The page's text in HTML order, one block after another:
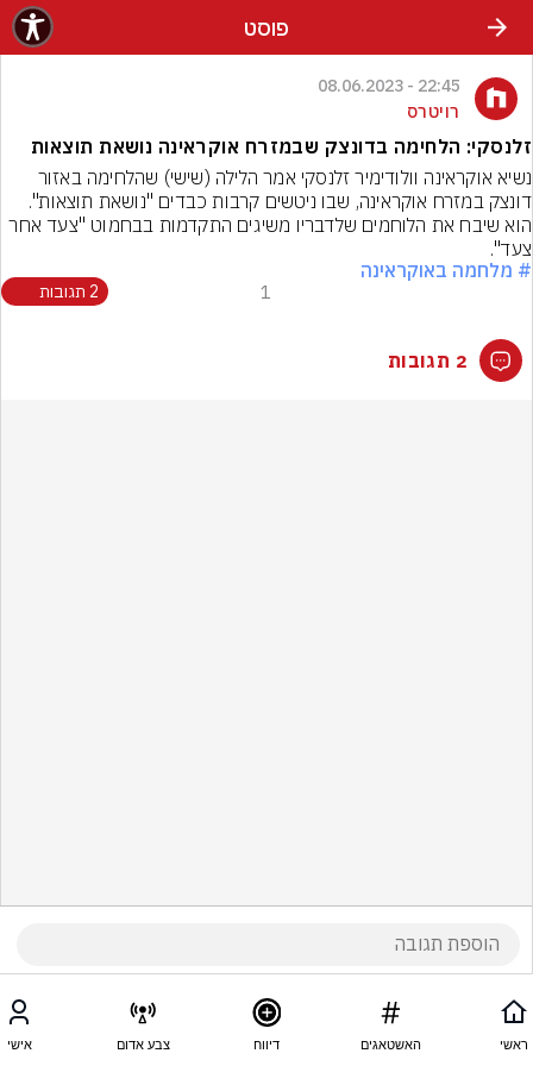
פוסט
22:45 - 08.06.2023
רויטרס
זלנסקי: הלחימה בדונצק שבמזרח אוקראינה נושאת תוצאות
הוא שיבח את הלוחמים שלדבריו משיגים התקדמות בבחמוט "צעד אחר
צעד".
# מלחמה באוקראינה
1 2 תגובות
2 תגובות
ראשי האשטאגים דיווח צבע אדום אישי